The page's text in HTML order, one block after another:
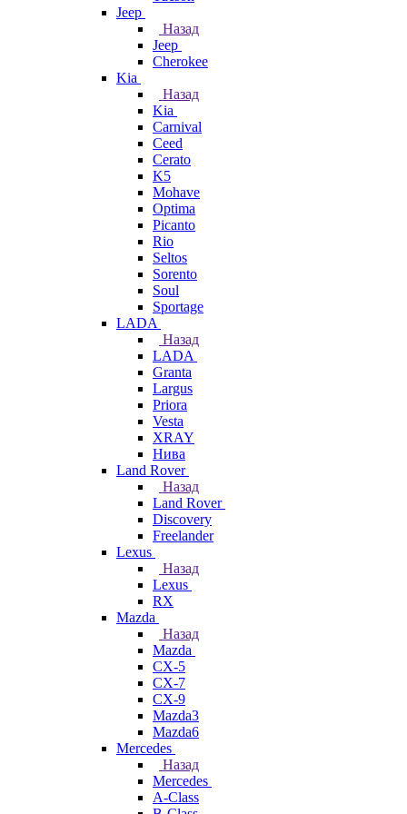
Jeep
Назад
Jeep
Cherokee
Kia
Назад
Kia
Carnival
Ceed
Cerato
K5
Mohave
Optima
Picanto
Rio
Seltos
Sorento
Soul
Sportage
LADA
Назад
LADA
Granta
Largus
Priora
Vesta
XRAY
Нива
Land Rover
Назад
Land Rover
Discovery
Freelander
Lexus
Назад
Lexus
RX
Mazda
Назад
Mazda
CX-5
CX-7
CX-9
Mazda3
Mazda6
Mercedes
Назад
Mercedes
A-Class